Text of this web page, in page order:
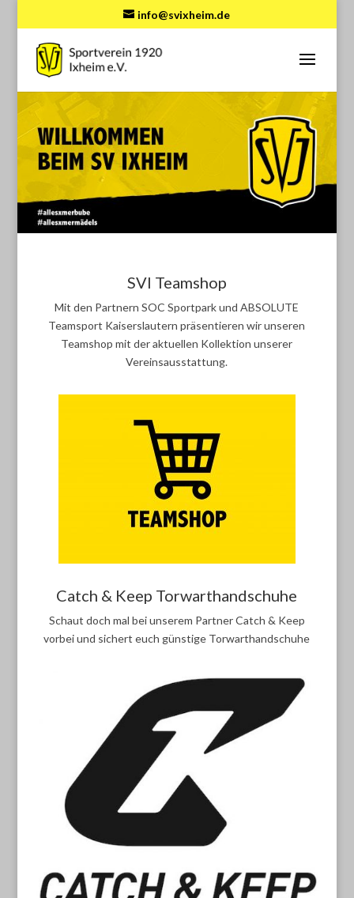
info@svixheim.de
SVI Teamshop
Mit den Partnern SOC Sportpark und ABSOLUTE
Teamsport Kaiserslautern präsentieren wir unseren
Teamshop mit der aktuellen Kollektion unserer
Vereinsausstattung.
Catch & Keep Torwarthandschuhe
Schaut doch mal bei unserem Partner Catch & Keep
vorbei und sichert euch günstige Torwarthandschuhe